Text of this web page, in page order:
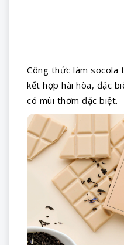
Công thức làm
kết hợp hài hòa, đặc
có mùi thơm đặc biệt.